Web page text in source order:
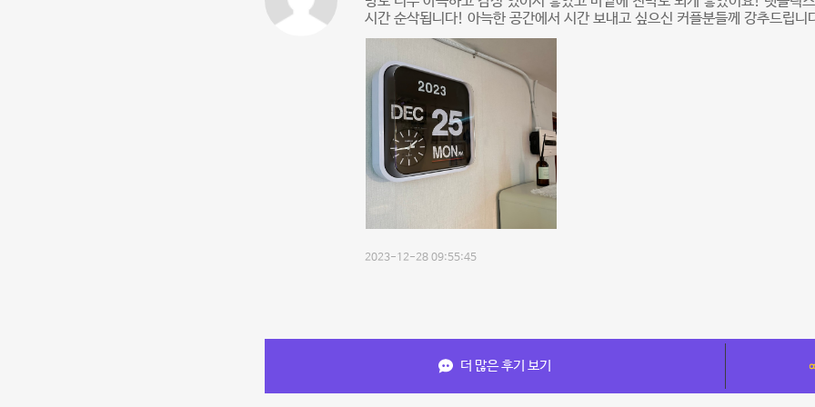
시간 순삭됩니다! 아늑한 공간에서 시간 보내고 싶으신 커플분들께 강추드립니
2023-12-28 09:55:45
더 많은 후기 보기